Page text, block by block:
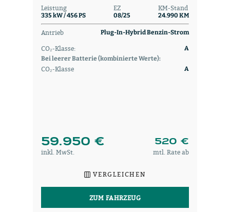
Leistung
335 kW / 456 PS
EZ
08/25
KM-Stand
24.990 KM
Antrieb Plug-In-Hybrid Benzin-Strom
CO₂-Klasse:
A
Bei leerer Batterie (kombinierte Werte):
CO₂-Klasse A
59.950 € 520 €
inkl. MwSt. mtl. Rate ab
VERGLEICHEN
ZUM FAHRZEUG